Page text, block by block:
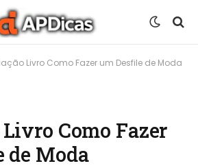
Livro Como Fazer um Desfile de Moda
Como Fazer
de Moda